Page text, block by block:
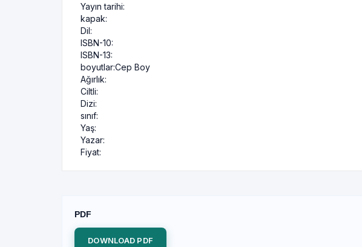
Yayın tarihi:
kapak:
Dil:
ISBN-10:
ISBN-13:
boyutlar:Cep Boy
Ağırlık:
Ciltli:
Dizi:
sınıf:
Yaş:
Yazar:
Fiyat:
PDF
DOWNLOAD PDF